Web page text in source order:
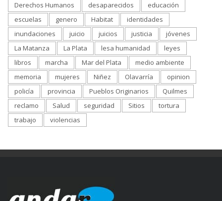
Derechos Humanos
desaparecidos
educación
escuelas
genero Habitat
identidades
inundaciones
juicio juicios justicia
jóvenes
La Matanza
La Plata lesa humanidad
leyes
libros
marcha Mar del Plata
medio ambiente
memoria
mujeres Niñez Olavarría
opinion
policía
provincia Pueblos Originarios
Quilmes
reclamo
Salud seguridad Sitios
tortura
trabajo
violencias